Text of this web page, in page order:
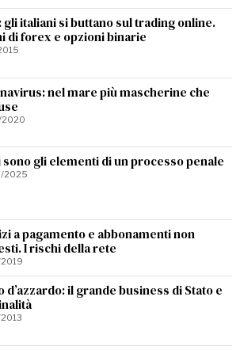
gli italiani si buttano sul trading online.
di forex e opzioni binarie
nel mare più mascherine che
sono gli elementi di un processo penale
2025
a pagamento e abbonamenti non
I rischi della rete
d’azzardo: il grande business di Stato e